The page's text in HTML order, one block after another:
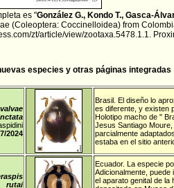
es "González G., Kondo T., Gasca-
(Coleoptera: Coccinelloidea) from
zt/article/view/zootaxa.5478.1.1.
especies y otras páginas
2024
Brasil. El diseño lo
es diferente, y existen
Holotipo macho de "
Jesus Santiago
parcialmente
estaba en el sitio
rutai
Ecuador. La especie
Adicionalmente,
el aparato genital de la